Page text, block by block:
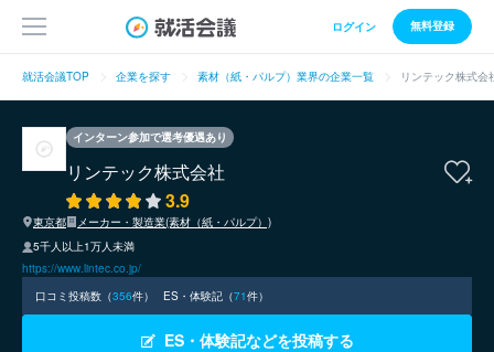
ログイン 無料登録
就活会議TOP 企業を探す 素材（紙・パルプ）業界の企業一覧 リンテック株式
インターン参加で選考優遇あり
リンテック株式会社
3.9
東京都
メーカー・製造業(素材（紙・パルプ）)
5千人以上1万人未満
https://www.lintec.co.jp/
口コミ投稿数（356件） ES・体験記（71件）
ES・体験記などを投稿する